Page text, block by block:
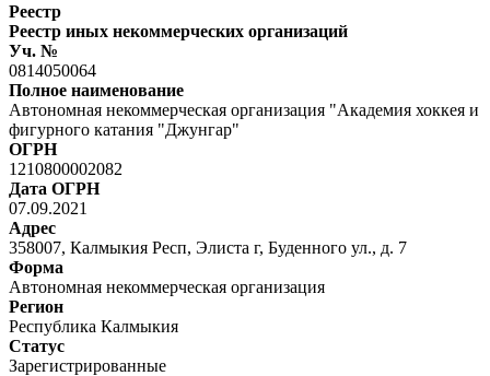
Реестр
Реестр иных некоммерческих организаций
Уч. №
0814050064
Полное наименование
Автономная некоммерческая организация "Академия хоккея и
фигурного катания "Джунгар"
ОГРН
1210800002082
Дата ОГРН
07.09.2021
Адрес
358007, Калмыкия Респ, Элиста г, Буденного ул., д. 7
Форма
Автономная некоммерческая организация
Регион
Республика Калмыкия
Статус
Зарегистрированные